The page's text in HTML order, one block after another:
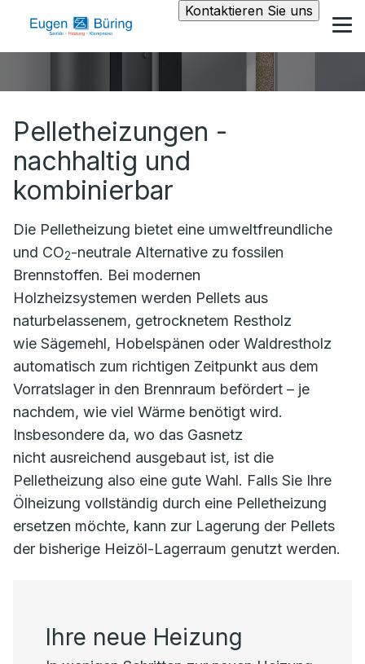
Kontaktieren Sie uns
Pelletheizungen -
nachhaltig und
kombinierbar
Die Pelletheizung bietet eine umweltfreundliche
und CO2-neutrale Alternative zu fossilen
Brennstoffen. Bei modernen
Holzheizsystemen werden Pellets aus
naturbelassenem, getrocknetem Restholz
wie Sägemehl, Hobelspänen oder Waldrestholz
automatisch zum richtigen Zeitpunkt aus dem
Vorratslager in den Brennraum befördert – je
nachdem, wie viel Wärme benötigt wird.
Insbesondere da, wo das Gasnetz
nicht ausreichend ausgebaut ist, ist die
Pelletheizung also eine gute Wahl. Falls Sie Ihre
Ölheizung vollständig durch eine Pelletheizung
ersetzen möchte, kann zur Lagerung der Pellets
der bisherige Heizöl-Lagerraum genutzt werden.
Ihre neue Heizung